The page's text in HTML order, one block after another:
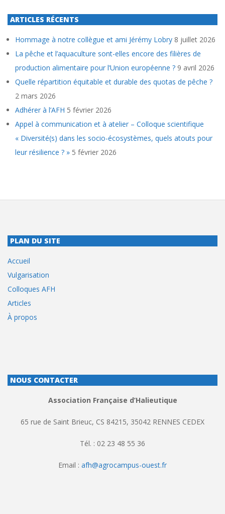
ARTICLES RÉCENTS
Hommage à notre collègue et ami Jérémy Lobry 8 juillet 2026
La pêche et l’aquaculture sont-elles encore des filières de
production alimentaire pour l’Union européenne ? 9 avril 2026
Quelle répartition équitable et durable des quotas de pêche ?
2 mars 2026
Adhérer à l’AFH 5 février 2026
Appel à communication et à atelier – Colloque scientifique
« Diversité(s) dans les socio-écosystèmes, quels atouts pour
leur résilience ? » 5 février 2026
PLAN DU SITE
Accueil
Vulgarisation
Colloques AFH
Articles
À propos
NOUS CONTACTER
Association Française d’Halieutique
65 rue de Saint Brieuc, CS 84215, 35042 RENNES CEDEX
Tél. : 02 23 48 55 36
Email : afh@agrocampus-ouest.fr